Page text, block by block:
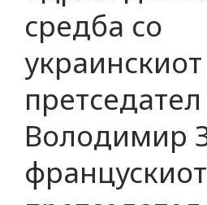
средба со
украинскиот
претседател
Володимир
францускиот